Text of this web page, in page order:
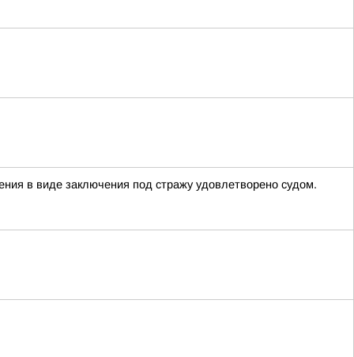
в виде заключения под стражу удовлетворено судом.